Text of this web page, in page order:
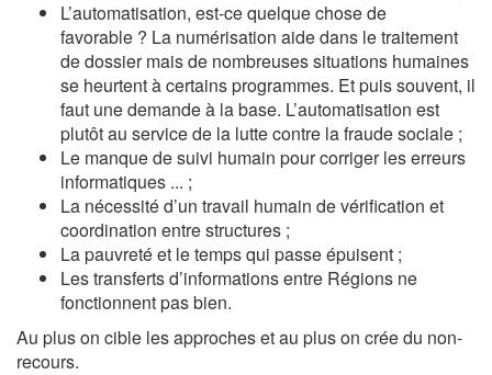
L’automatisation, est-ce quelque chose de
favorable ? La numérisation aide dans le traitement
de dossier mais de nombreuses situations humaines
se heurtent à certains programmes. Et puis souvent, il
faut une demande à la base. L’automatisation est
plutôt au service de la lutte contre la fraude sociale ;
Le manque de suivi humain pour corriger les erreurs
informatiques ... ;
La nécessité d’un travail humain de vérification et
coordination entre structures ;
La pauvreté et le temps qui passe épuisent ;
Les transferts d’informations entre Régions ne
fonctionnent pas bien.
Au plus on cible les approches et au plus on crée du non-
recours.